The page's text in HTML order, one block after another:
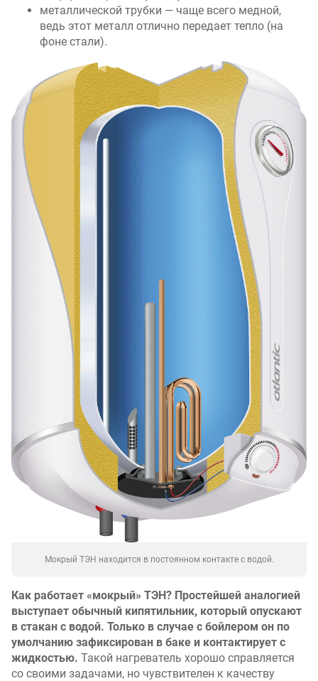
металлической трубки — чаще всего медной,
ведь этот металл отлично передает тепло (на
фоне стали).
Мокрый ТЭН находится в постоянном контакте с водой.
Как работает «мокрый» ТЭН? Простейшей аналогией
выступает обычный кипятильник, который опускают
в стакан с водой. Только в случае с бойлером он по
умолчанию зафиксирован в баке и контактирует с
жидкостью. Такой нагреватель хорошо справляется
со своими задачами, но чувствителен к качеству